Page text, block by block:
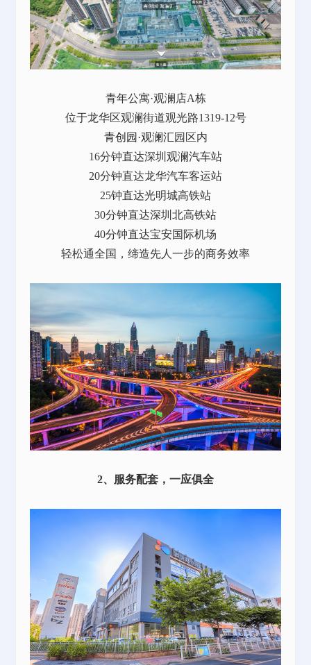
青年公寓·观澜店A栋
位于龙华区观澜街道观光路1319-12号
青创园·观澜汇园区内
16分钟直达深圳观澜汽车站
20分钟直达龙华汽车客运站
25钟直达光明城高铁站
30分钟直达深圳北高铁站
40分钟直达宝安国际机场
轻松通全国，缔造先人一步的商务效率
2、服务配套，一应俱全